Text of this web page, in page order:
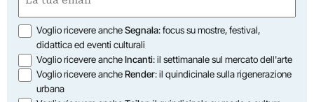
(Required)
Opzioni
Voglio ricevere ancheSegnala: focus su mostre, festival,
didattica ed eventi culturali
Voglio ricevere ancheIncanti: il settimanale sul mercato dell'arte
Voglio ricevere ancheRender: il quindicinale sulla rigenerazione
urbana